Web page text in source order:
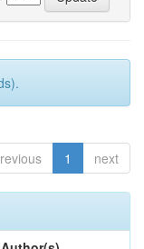
1 next